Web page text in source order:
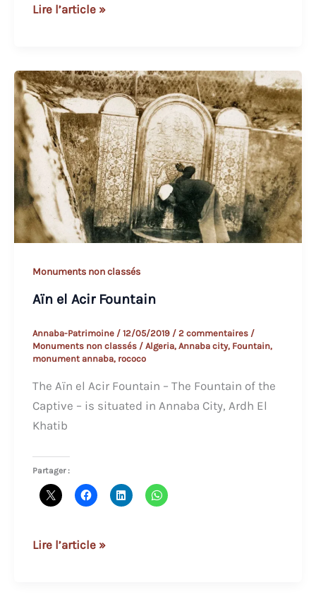
عين
Lire l’article »
Monuments non classés
Aïn el Acir Fountain
Annaba-Patrimoine / 12/05/2019 / 2 commentaires /
Monuments non classés/ Algeria, Annaba city, Fountain,
monument annaba, rococo
The Aïn el Acir Fountain – The Fountain of the
Captive – is situated in Annaba City, Ardh El
Khatib
Partager :
Aïn
Lire l’article »